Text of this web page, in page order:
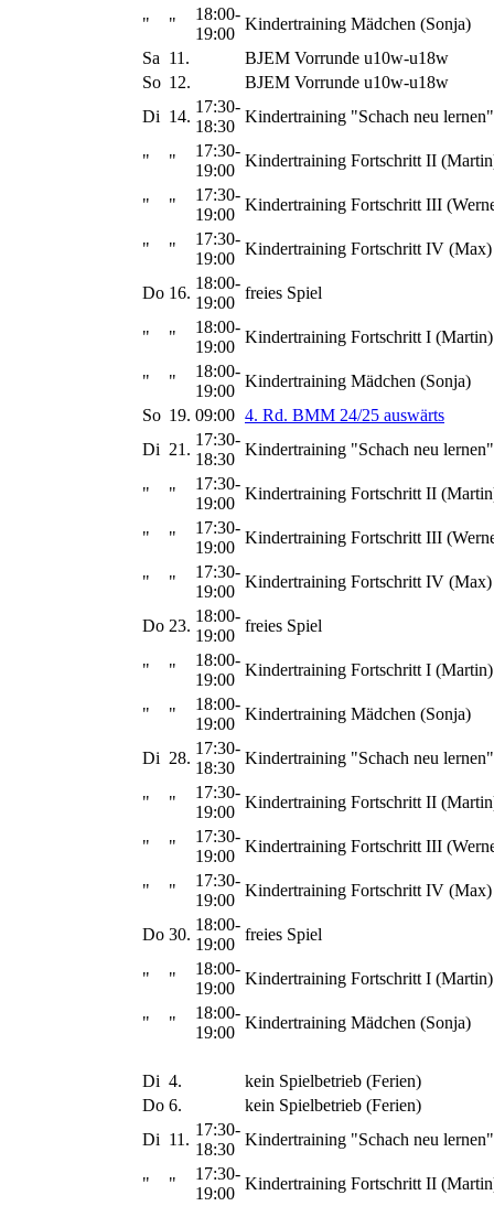
" "
18:00-
19:00
Kindertraining Mädchen (Sonja)
Sa 11.
BJEM Vorrunde u10w-u18w
So 12.
BJEM Vorrunde u10w-u18w
Di 14.
17:30-
18:30
Kindertraining "Schach neu
" "
17:30-
19:00
Kindertraining Fortschritt II
" "
17:30-
19:00
Kindertraining Fortschritt III
" "
17:30-
19:00
Kindertraining Fortschritt IV (Max)
Do 16.
18:00-
19:00
freies Spiel
" "
18:00-
19:00
Kindertraining Fortschritt I (Martin)
" "
18:00-
19:00
Kindertraining Mädchen (Sonja)
So 19. 09:00 4. Rd. BMM 24/25 auswärts
Di 21.
17:30-
18:30
Kindertraining "Schach neu
" "
17:30-
19:00
Kindertraining Fortschritt II
" "
17:30-
19:00
Kindertraining Fortschritt III
" "
17:30-
19:00
Kindertraining Fortschritt IV (Max)
Do 23.
18:00-
19:00
freies Spiel
" "
18:00-
19:00
Kindertraining Fortschritt I (Martin)
" "
18:00-
19:00
Kindertraining Mädchen (Sonja)
Di 28.
17:30-
18:30
Kindertraining "Schach neu
" "
17:30-
19:00
Kindertraining Fortschritt II
" "
17:30-
19:00
Kindertraining Fortschritt III
" "
17:30-
19:00
Kindertraining Fortschritt IV (Max)
Do 30.
18:00-
19:00
freies Spiel
" "
18:00-
19:00
Kindertraining Fortschritt I (Martin)
" "
18:00-
19:00
Kindertraining Mädchen (Sonja)
Di 4.
kein Spielbetrieb (Ferien)
Do 6.
kein Spielbetrieb (Ferien)
Di 11.
17:30-
18:30
Kindertraining "Schach neu
" "
17:30-
19:00
Kindertraining Fortschritt II